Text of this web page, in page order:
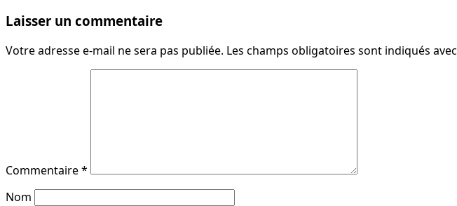
Laisser un commentaire
Votre adresse e-mail ne sera pas publiée. Les champs obligatoires sont indiqués avec
Commentaire*
Nom